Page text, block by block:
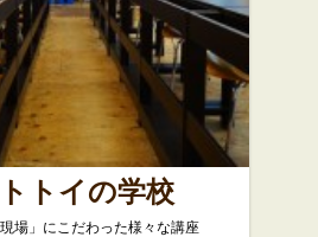
トイの学校
場」にこだわった様々な講座